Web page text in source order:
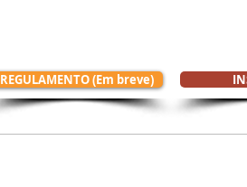
REGULAMENTO (Em breve)